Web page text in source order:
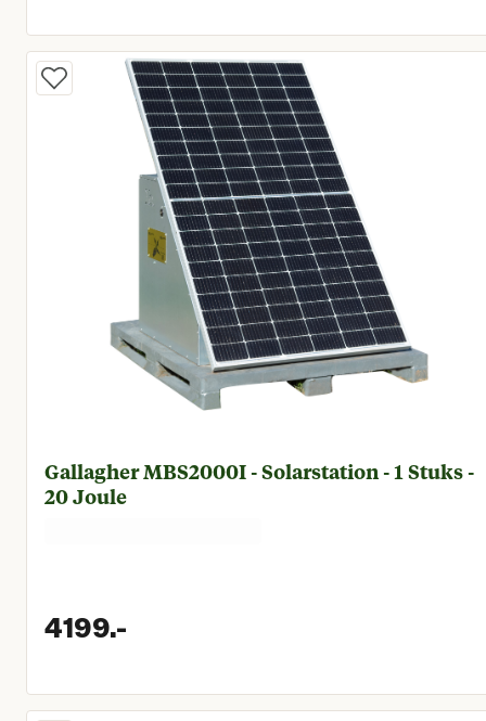
Huidige prijs € 3.729,00
Gallagher MBS2000I - Solarstation - 1 Stuks -
20 Joule
4199.-
Huidige prijs € 4.199,00